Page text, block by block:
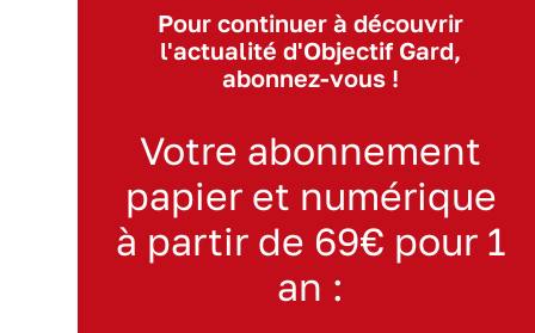
Pour continuer à découvrir
l'actualité d'Objectif Gard,
abonnez-vous !
Votre abonnement
papier et numérique
à partir de 69€ pour 1
an :